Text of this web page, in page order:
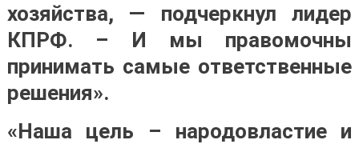
хозяйства, — подчеркнул лидер
КПРФ. – И мы правомочны
принимать самые ответственные
решения».
«Наша цель – народовластие и